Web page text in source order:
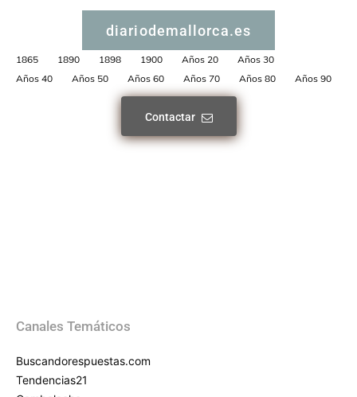
diariodemallorca.es
1865 1890 1898 1900 Años 20
Años 30
Años 40
Años 50 Años 60 Años 70 Años 80 Años 90
Contactar
Canales Temáticos
Buscandorespuestas.com
Tendencias21